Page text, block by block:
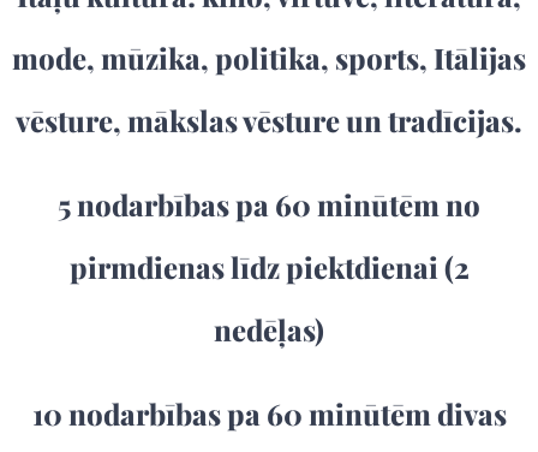
mode, mūzika, politika, sports, Itālijas
vēsture, mākslas vēsture un tradīcijas.
5 nodarbības pa 60 minūtēm no
pirmdienas līdz piektdienai (2
nedēļas)
10 nodarbības pa 60 minūtēm divas